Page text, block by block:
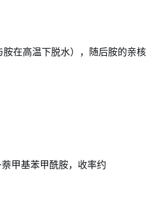
在高温下脱水），随后胺的亲核
甲基苯甲酰胺，收率约